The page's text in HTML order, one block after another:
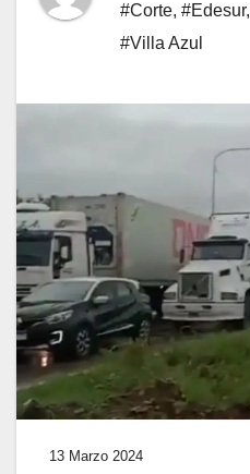
#Corte, #Edesur,
#Villa Azul
13 Marzo 2024